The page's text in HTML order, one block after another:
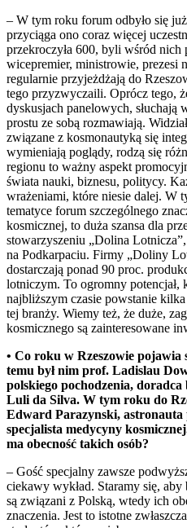
– W tym roku forum odbyło się
przyciąga ono coraz więcej
przekroczyła 600, byli wśród
wicepremier, ministrowie, prezesi
regularnie przyjeżdżają do
tego przyzwyczaili. Oprócz tego,
dyskusjach panelowych, słuchają
prostu ze sobą rozmawiają.
związane z kosmonautyką się
wymieniają poglądy, rodzą się
regionu to ważny aspekt
świata nauki, biznesu, politycy.
wrażeniami, które niesie dalej. W
tematyce forum szczególnego
kosmicznej, to duża szansa dla
stowarzyszeniu „Dolina
na Podkarpaciu. Firmy „Doliny
dostarczają ponad 90 proc.
lotniczym. To ogromny
najbliższym czasie powstanie
tej branży. Wiemy też, że duże,
kosmicznego są zainteresowane
• Co roku w Rzeszowie pojawia
temu był nim prof. Ladislau
polskiego pochodzenia,
Luli da Silva. W tym roku do
Edward Parazynski, astronauta
specjalista medycyny
ma obecność takich osób?
– Gość specjalny zawsze
ciekawy wykład. Staramy się,
są związani z Polską, wtedy ich
znaczenia. Jest to istotne